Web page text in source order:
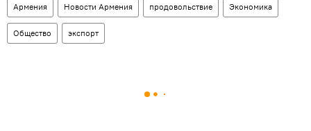
Армения Новости Армения продовольствие Экономика
Общество экспорт